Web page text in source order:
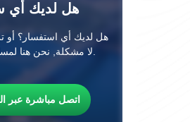
هل لديك أي
هل لديك أي استفسار؟ أو
لا مشكلة, نحن هنا لمساعدتك ، 24/7.
اتصل مباشرة عبر